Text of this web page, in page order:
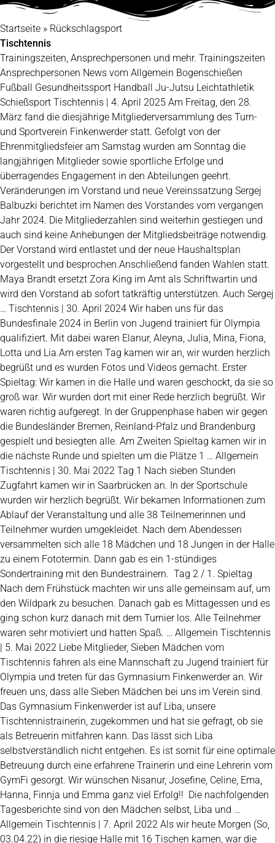
Startseite » Rückschlagsport
Tischtennis
Trainingszeiten, Ansprechpersonen und mehr. Trainingszeiten
Ansprechpersonen News vom Allgemein Bogenschießen
Fußball Gesundheitssport Handball Ju-Jutsu Leichtathletik
Schießsport Tischtennis | 4. April 2025 Am Freitag, den 28.
März fand die diesjährige Mitgliederversammlung des Turn-
und Sportverein Finkenwerder statt. Gefolgt von der
Ehrenmitgliedsfeier am Samstag wurden am Sonntag die
langjährigen Mitglieder sowie sportliche Erfolge und
überragendes Engagement in den Abteilungen geehrt.
Veränderungen im Vorstand und neue Vereinssatzung Sergej
Balbuzki berichtet im Namen des Vorstandes vom vergangen
Jahr 2024. Die Mitgliederzahlen sind weiterhin gestiegen und
auch sind keine Anhebungen der Mitgliedsbeiträge notwendig.
Der Vorstand wird entlastet und der neue Haushaltsplan
vorgestellt und besprochen.Anschließend fanden Wahlen statt.
Maya Brandt ersetzt Zora King im Amt als Schriftwartin und
wird den Vorstand ab sofort tatkräftig unterstützen. Auch Sergej
… Tischtennis | 30. April 2024 Wir haben uns für das
Bundesfinale 2024 in Berlin von Jugend trainiert für Olympia
qualifiziert. Mit dabei waren Elanur, Aleyna, Julia, Mina, Fiona,
Lotta und Lia.Am ersten Tag kamen wir an, wir wurden herzlich
begrüßt und es wurden Fotos und Videos gemacht. Erster
Spieltag: Wir kamen in die Halle und waren geschockt, da sie so
groß war. Wir wurden dort mit einer Rede herzlich begrüßt. Wir
waren richtig aufgeregt. In der Gruppenphase haben wir gegen
die Bundesländer Bremen, Reinland-Pfalz und Brandenburg
gespielt und besiegten alle. Am Zweiten Spieltag kamen wir in
die nächste Runde und spielten um die Plätze 1 … Allgemein
Tischtennis | 30. Mai 2022 Tag 1 Nach sieben Stunden
Zugfahrt kamen wir in Saarbrücken an. In der Sportschule
wurden wir herzlich begrüßt. Wir bekamen Informationen zum
Ablauf der Veranstaltung und alle 38 Teilnemerinnen und
Teilnehmer wurden umgekleidet. Nach dem Abendessen
versammelten sich alle 18 Mädchen und 18 Jungen in der Halle
zu einem Fototermin. Dann gab es ein 1-stündiges
Sondertraining mit den Bundestrainern. Tag 2 / 1. Spieltag
Nach dem Frühstück machten wir uns alle gemeinsam auf, um
den Wildpark zu besuchen. Danach gab es Mittagessen und es
ging schon kurz danach mit dem Turnier los. Alle Teilnehmer
waren sehr motiviert und hatten Spaß. … Allgemein Tischtennis
| 5. Mai 2022 Liebe Mitglieder, Sieben Mädchen vom
Tischtennis fahren als eine Mannschaft zu Jugend trainiert für
Olympia und treten für das Gymnasium Finkenwerder an. Wir
freuen uns, dass alle Sieben Mädchen bei uns im Verein sind.
Das Gymnasium Finkenwerder ist auf Liba, unsere
Tischtennistrainerin, zugekommen und hat sie gefragt, ob sie
als Betreuerin mitfahren kann. Das lässt sich Liba
selbstverständlich nicht entgehen. Es ist somit für eine optimale
Betreuung durch eine erfahrene Trainerin und eine Lehrerin vom
GymFi gesorgt. Wir wünschen Nisanur, Josefine, Celine, Ema,
Hanna, Finnja und Emma ganz viel Erfolg!! Die nachfolgenden
Tagesberichte sind von den Mädchen selbst, Liba und …
Allgemein Tischtennis | 7. April 2022 Als wir heute Morgen (So,
03.04.22) in die riesige Halle mit 16 Tischen kamen, war die